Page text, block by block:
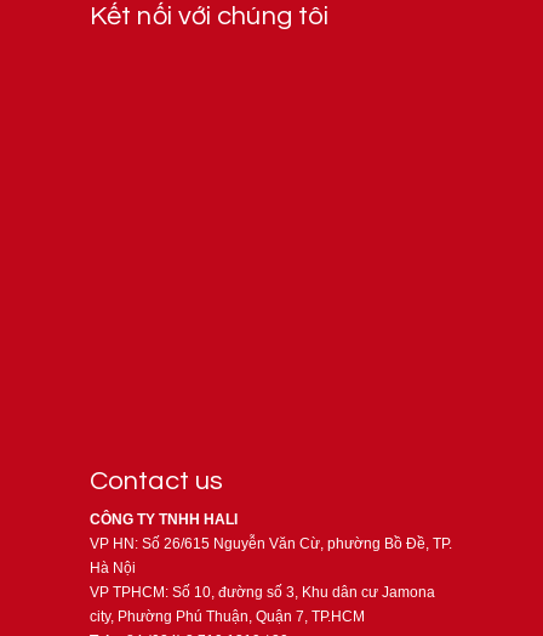
Kết nối với chúng tôi
Contact us
CÔNG TY TNHH HALI
VP HN: Số 26/615 Nguyễn Văn Cừ, phường Bồ Đề, TP.
Hà Nội
VP TPHCM: Số 10, đường số 3, Khu dân cư Jamona
city, Phường Phú Thuận, Quận 7, TP.HCM